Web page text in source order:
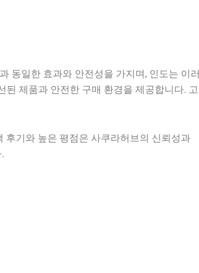
동일한 효과와 안전성을 가지며, 인도는 이러
제품과 안전한 구매 환경을 제공합니다. 고
후기와 높은 평점은 사쿠라허브의 신뢰성과